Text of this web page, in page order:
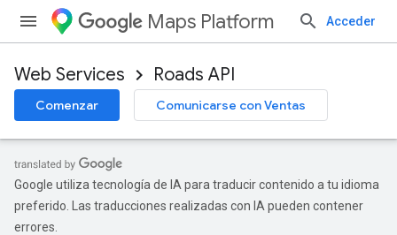
Maps Platform Acceder
Web Services Roads API
Comenzar Comunicarse con Ventas
Google utiliza tecnología de IA para traducir contenido a tu idioma
preferido. Las traducciones realizadas con IA pueden contener
errores.